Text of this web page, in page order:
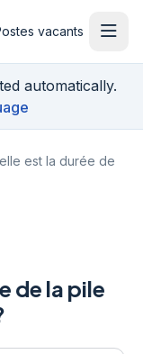
vacants
automatically.
est la durée de
de la pile